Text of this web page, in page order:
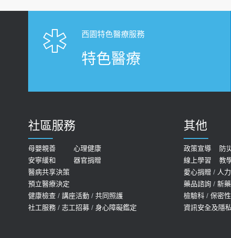
西園特色醫療服務
特色醫療
社區服務
母嬰親善
心理健康
安寧緩和
器官捐贈
醫病共享決策
預立醫療決定
健康檢查 / 講座活動 / 共同照護
社工服務 / 志工招募 / 身心障礙鑑定
其他
政策宣導
防
線上學習
教
愛心捐贈 / 人
藥品諮詢 / 新
檢驗科 / 保密
資訊安全及隱